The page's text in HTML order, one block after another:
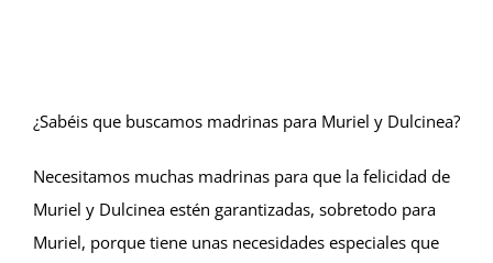
¿Sabéis que buscamos madrinas para Muriel y Dulcinea?
Necesitamos muchas madrinas para que la felicidad de
Muriel y Dulcinea estén garantizadas, sobretodo para
Muriel, porque tiene unas necesidades especiales que